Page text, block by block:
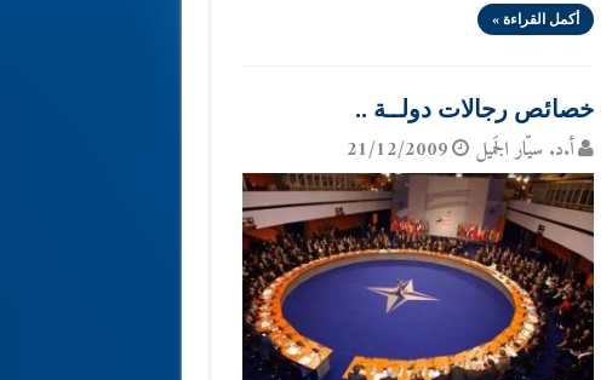
أكمل القراءة »
خصائص رجالات دولــة ..
أ.د. سيّار الجَميل 21/12/2009